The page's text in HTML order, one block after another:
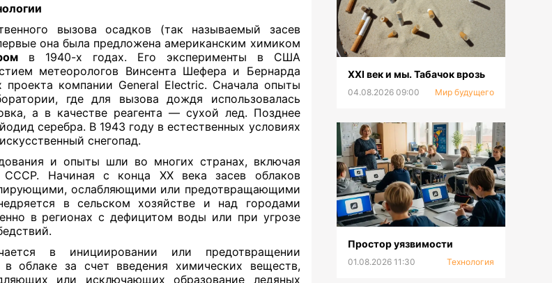
вызова осадков (так называемый засев
она была предложена американским химиком
в 1940-х годах. Его эксперименты в США
метеорологов Винсента Шефера и Бернарда
проекта компании General Electric. Сначала опыты
где для вызова дождя использовалась
а в качестве реагента — сухой лед. Позднее
серебра. В 1943 году в естественных условиях
снегопад.
и опыты шли во многих странах, включая
СССР. Начиная с конца XX века засев облаков
ослабляющими или предотвращающими
в сельском хозяйстве и над городами
в регионах с дефицитом воды или при угрозе
в инициировании или предотвращении
в облаке за счет введения химических веществ,
или исключающих образование ледяных
XXI век и мы. Табачок врозь
04.08.2026 09:00 Мир будущего
Простор уязвимости
01.08.2026 11:30 Технология